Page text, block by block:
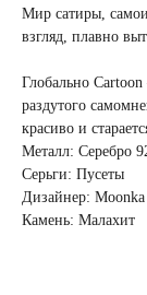
Мир сатиры,
взгляд, плавно
Глобально
раздутого
красиво и
Металл: Серебро
Серьги: Пусеты
Дизайнер: Moonka
Камень: Малахит